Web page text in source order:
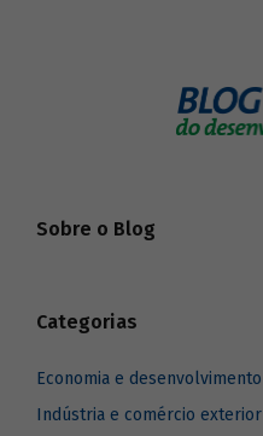
Sobre o Blog
Categorias
Economia e desenvolvimento
Indústria e comércio exterior